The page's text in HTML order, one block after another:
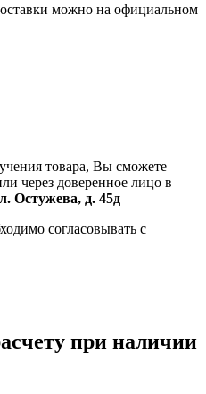
можно на официальном
товара, Вы сможете
через доверенное лицо в
Остужева, д. 45д
согласовывать с
при наличии